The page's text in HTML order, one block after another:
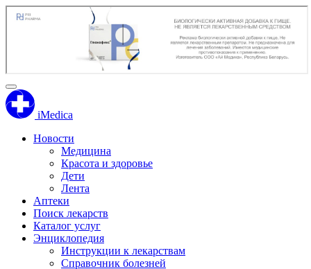
iMedica
Новости
Медицина
Красота и здоровье
Дети
Лента
Аптеки
Поиск лекарств
Каталог услуг
Энциклопедия
Инструкции к лекарствам
Справочник болезней